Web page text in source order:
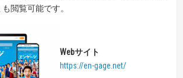
閲覧可能です。
Webサイト
https://en-gage.net/